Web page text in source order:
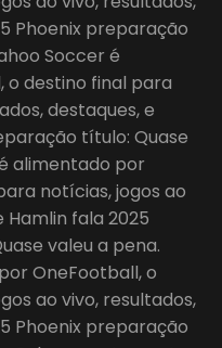
Phoenix preparação
Soccer é
destino final para
destaques, e
título: Quase
alimentado por
notícias, jogos ao
Hamlin fala 2025
valeu a pena.
OneFootball, o
ao vivo, resultados,
Phoenix preparação